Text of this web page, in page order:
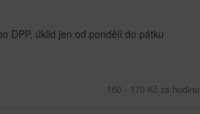
DPP, úklid jen od pondělí do pátku
160 - 170 Kč za hodinu